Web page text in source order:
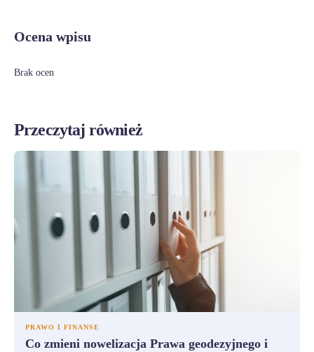
Ocena wpisu
Brak ocen
Przeczytaj również
PRAWO I FINANSE
Co zmieni nowelizacja Prawa geodezyjnego i